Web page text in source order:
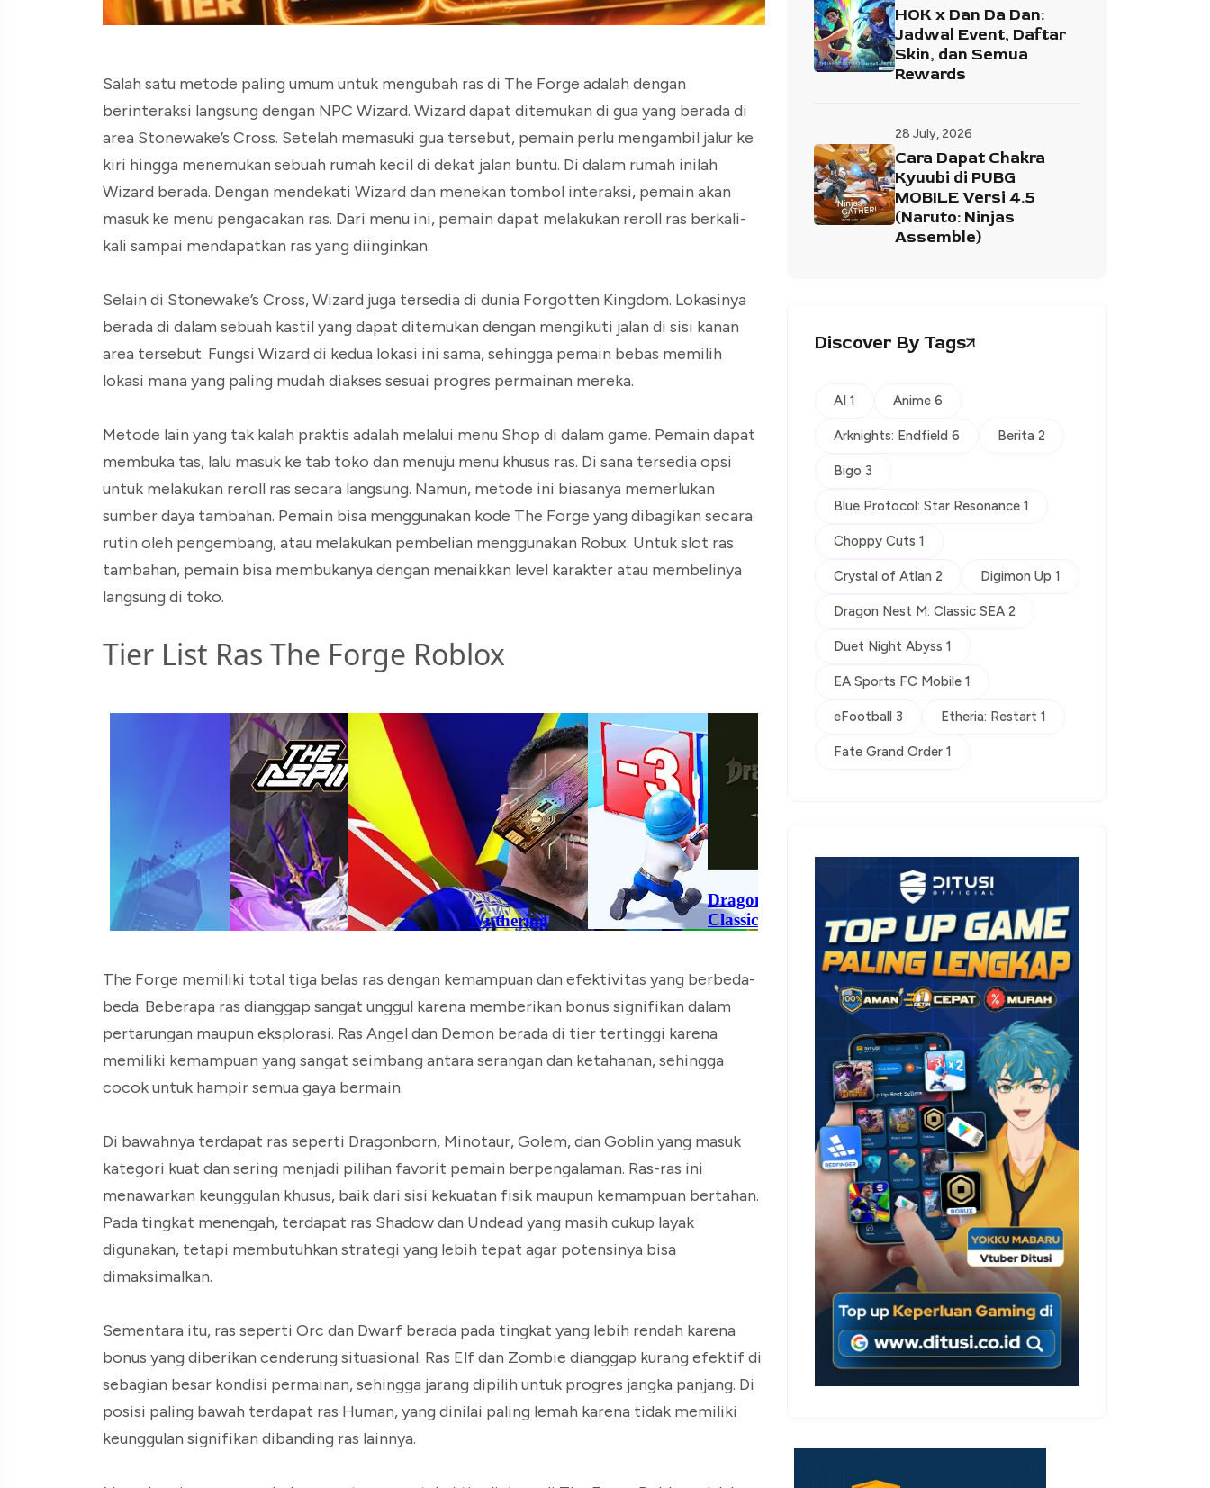
Salah satu metode paling umum untuk mengubah ras di The Forge adalah dengan
berinteraksi langsung dengan NPC Wizard. Wizard dapat ditemukan di gua yang berada di
area Stonewake’s Cross. Setelah memasuki gua tersebut, pemain perlu mengambil jalur ke
kiri hingga menemukan sebuah rumah kecil di dekat jalan buntu. Di dalam rumah inilah
Wizard berada. Dengan mendekati Wizard dan menekan tombol interaksi, pemain akan
masuk ke menu pengacakan ras. Dari menu ini, pemain dapat melakukan reroll ras berkali-
kali sampai mendapatkan ras yang diinginkan.
Selain di Stonewake’s Cross, Wizard juga tersedia di dunia Forgotten Kingdom. Lokasinya
berada di dalam sebuah kastil yang dapat ditemukan dengan mengikuti jalan di sisi kanan
area tersebut. Fungsi Wizard di kedua lokasi ini sama, sehingga pemain bebas memilih
lokasi mana yang paling mudah diakses sesuai progres permainan mereka.
Metode lain yang tak kalah praktis adalah melalui menu Shop di dalam game. Pemain dapat
membuka tas, lalu masuk ke tab toko dan menuju menu khusus ras. Di sana tersedia opsi
untuk melakukan reroll ras secara langsung. Namun, metode ini biasanya memerlukan
sumber daya tambahan. Pemain bisa menggunakan kode The Forge yang dibagikan secara
rutin oleh pengembang, atau melakukan pembelian menggunakan Robux. Untuk slot ras
tambahan, pemain bisa membukanya dengan menaikkan level karakter atau membelinya
langsung di toko.
Tier List Ras The Forge Roblox
The Forge memiliki total tiga belas ras dengan kemampuan dan efektivitas yang berbeda-
beda. Beberapa ras dianggap sangat unggul karena memberikan bonus signifikan dalam
pertarungan maupun eksplorasi. Ras Angel dan Demon berada di tier tertinggi karena
memiliki kemampuan yang sangat seimbang antara serangan dan ketahanan, sehingga
cocok untuk hampir semua gaya bermain.
Di bawahnya terdapat ras seperti Dragonborn, Minotaur, Golem, dan Goblin yang masuk
kategori kuat dan sering menjadi pilihan favorit pemain berpengalaman. Ras-ras ini
menawarkan keunggulan khusus, baik dari sisi kekuatan fisik maupun kemampuan bertahan.
Pada tingkat menengah, terdapat ras Shadow dan Undead yang masih cukup layak
digunakan, tetapi membutuhkan strategi yang lebih tepat agar potensinya bisa
dimaksimalkan.
Sementara itu, ras seperti Orc dan Dwarf berada pada tingkat yang lebih rendah karena
bonus yang diberikan cenderung situasional. Ras Elf dan Zombie dianggap kurang efektif di
sebagian besar kondisi permainan, sehingga jarang dipilih untuk progres jangka panjang. Di
posisi paling bawah terdapat ras Human, yang dinilai paling lemah karena tidak memiliki
keunggulan signifikan dibanding ras lainnya.
HOK x Dan Da Dan:
Jadwal Event, Daftar
Skin, dan Semua
Rewards
28 July, 2026
Cara Dapat Chakra
Kyuubi di PUBG
MOBILE Versi 4.5
(Naruto: Ninjas
Assemble)
Discover By Tags
AI 1 Anime 6
Arknights: Endfield 6 Berita 2
Bigo 3
Blue Protocol: Star Resonance 1
Choppy Cuts 1
Crystal of Atlan 2 Digimon Up 1
Dragon Nest M: Classic SEA 2
Duet Night Abyss 1
EA Sports FC Mobile 1
eFootball 3 Etheria: Restart 1
Fate Grand Order 1